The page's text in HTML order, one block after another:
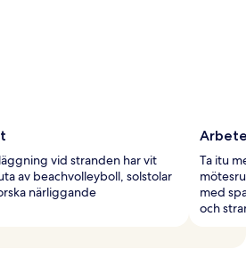
vid stranden har vit
av beachvolleyboll, solstolar
närliggande
Ta itu
med
och